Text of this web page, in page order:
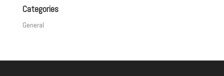
Categories
General